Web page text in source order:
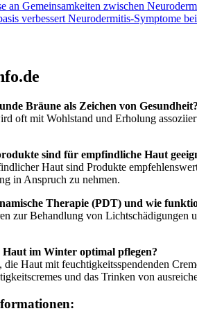
an Gemeinsamkeiten zwischen
verbessert Neurodermitis-Symptome
Bräune als Zeichen von Gesundheit?
oft mit Wohlstand und Erholung
sind für empfindliche Haut
Haut sind Produkte
in Anspruch zu nehmen.
Therapie (PDT) und wie
zur Behandlung von Lichtschädigungen
im Winter optimal pflegen?
Haut mit feuchtigkeitsspendenden
und das Trinken von